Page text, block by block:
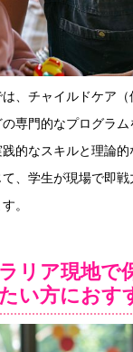
、チャイルドケア（
専門的なプログラム
的なスキルと理論
、学生が現場で即
。
リア現地で
い方におす